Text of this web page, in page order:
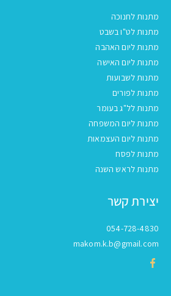
מתנות לחנוכה
מתנות לט"ו בשבט
מתנות ליום האהבה
מתנות ליום האישה
מתנות לשבועות
מתנות לפורים
מתנות לל"ג בעומר
מתנות ליום המשפחה
מתנות ליום העצמאות
מתנות לפסח
מתנות לראש השנה
יצירת קשר
054-728-4830
makom.k.b@gmail.com